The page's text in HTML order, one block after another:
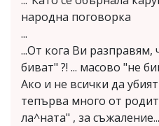
народна поговорка
...
...От кога Ви
биват" ?! ... масово "не
Ако и не всички да
тепърва много от
ла^ната" , за съжаление...